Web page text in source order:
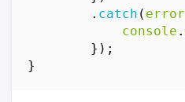
. catch ( error
console .
});
}